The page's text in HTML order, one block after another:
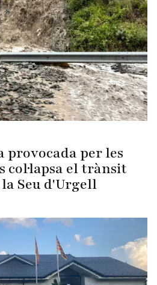
provocada per les
col·lapsa el trànsit
Seu d'Urgell